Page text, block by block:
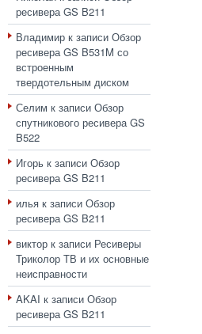
ресивера GS B211
Владимир к записи Обзор
ресивера GS B531M со
встроенным
твердотельным диском
Селим к записи Обзор
спутникового ресивера GS
B522
Игорь к записи Обзор
ресивера GS B211
илья к записи Обзор
ресивера GS B211
виктор к записи Ресиверы
Триколор ТВ и их основные
неисправности
AKAI к записи Обзор
ресивера GS B211